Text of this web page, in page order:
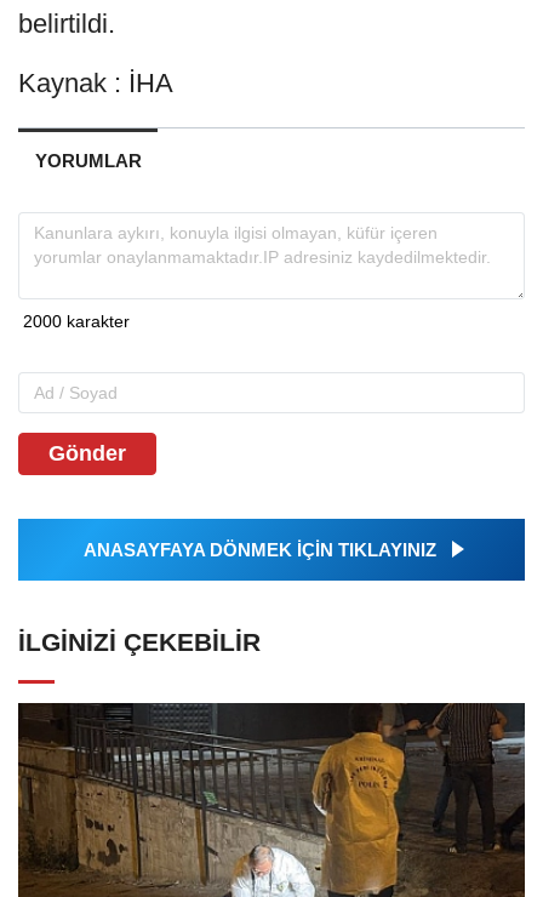
belirtildi.
Kaynak : İHA
YORUMLAR
Gönder
ANASAYFAYA DÖNMEK İÇİN TIKLAYINIZ
İLGINIZI ÇEKEBILIR